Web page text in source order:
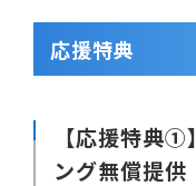
応援特典
【応援特典①
ング無償提供